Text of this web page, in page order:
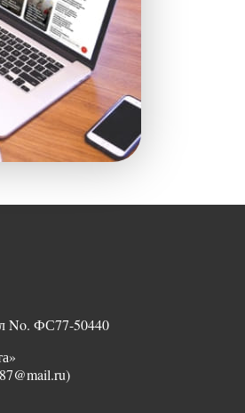
No. ФС77-50440